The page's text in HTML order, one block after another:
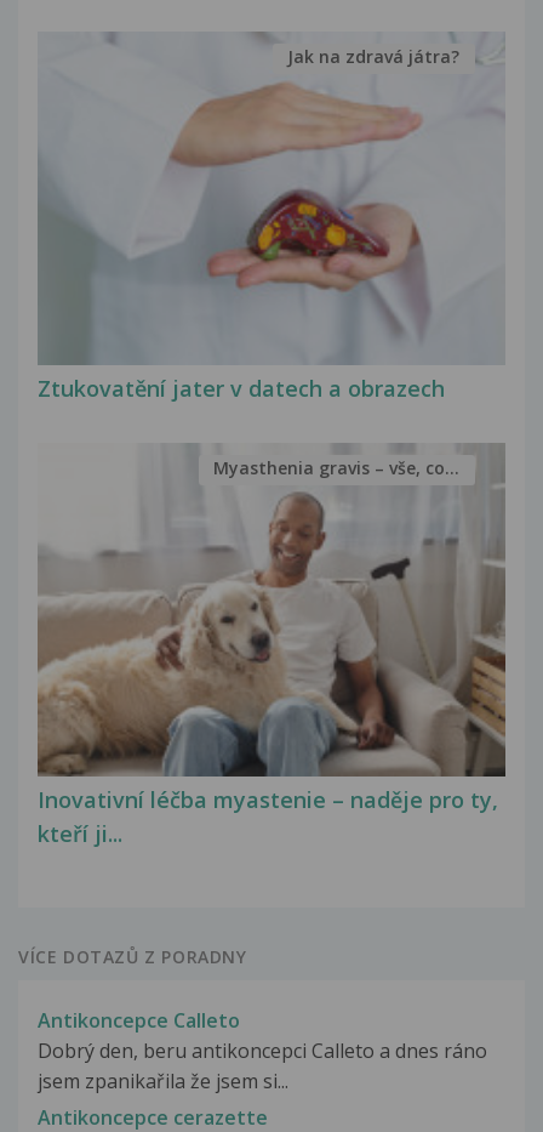
Ztukovatění jater v datech a obrazech
Jak na zdravá játra?
Inovativní léčba myastenie – naděje pro ty,
kteří ji...
Myasthenia gravis – vše, co...
VÍCE DOTAZŮ Z PORADNY
Antikoncepce Calleto
Dobrý den, beru antikoncepci Calleto a dnes ráno
jsem zpanikařila že jsem si...
Antikoncepce cerazette